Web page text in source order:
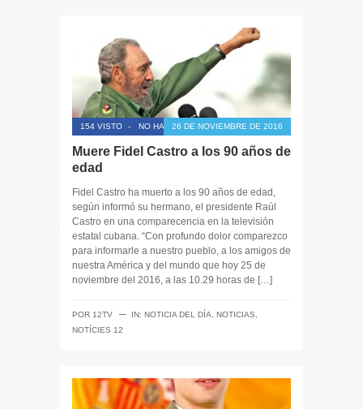
154 VISTO - NO HAY COMENTARIOS
26 DE NOVIEMBRE DE 2016
Muere Fidel Castro a los 90 años de
edad
Fidel Castro ha muerto a los 90 años de edad,
según informó su hermano, el presidente Raúl
Castro en una comparecencia en la televisión
estatal cubana. “Con profundo dolor comparezco
para informarle a nuestro pueblo, a los amigos de
nuestra América y del mundo que hoy 25 de
noviembre del 2016, a las 10.29 horas de […]
POR 12TV ─ IN: NOTICIA DEL DÍA NOTICIAS
NOTÍCIES 12